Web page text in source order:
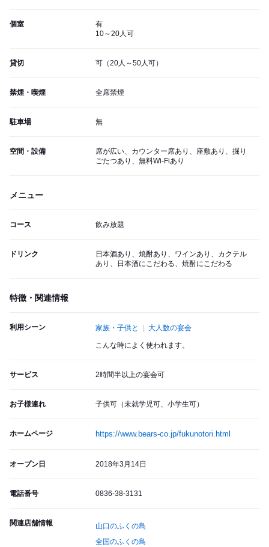
個室
有
10～20人可
貸切 可（20人～50人可）
禁煙・喫煙 全席禁煙
駐車場 無
空間・設備
席が広い、カウンター席あり、座敷あり、掘り
ごたつあり、無料Wi-Fiあり
メニュー
コース 飲み放題
ドリンク
日本酒あり、焼酎あり、ワインあり、カクテル
あり、日本酒にこだわる、焼酎にこだわる
特徴・関連情報
利用シーン 家族・子供と 大人数の宴会
こんな時によく使われます。
サービス 2時間半以上の宴会可
お子様連れ 子供可（未就学児可、小学生可）
ホームページ https://www.bears-co.jp/fukunotori.html
オープン日 2018年3月14日
電話番号 0836-38-3131
関連店舗情報
山口のふくの鳥
全国のふくの鳥